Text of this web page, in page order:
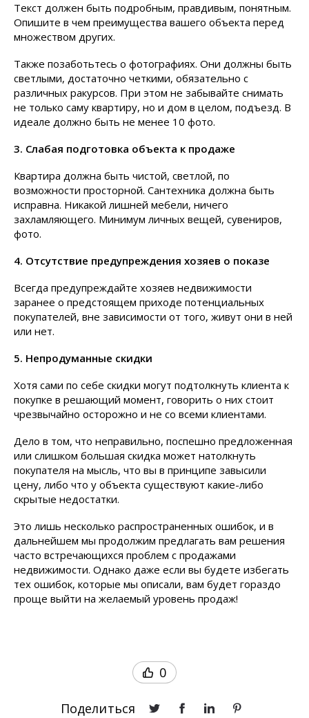
Текст должен быть подробным, правдивым, понятным.
Опишите в чем преимущества вашего объекта перед
множеством других.
Также позаботьтесь о фотографиях. Они должны быть
светлыми, достаточно четкими, обязательно с
различных ракурсов. При этом не забывайте снимать
не только саму квартиру, но и дом в целом, подъезд. В
идеале должно быть не менее 10 фото.
3. Слабая подготовка объекта к продаже
Квартира должна быть чистой, светлой, по
возможности просторной. Сантехника должна быть
исправна. Никакой лишней мебели, ничего
захламляющего. Минимум личных вещей, сувениров,
фото.
4. Отсутствие предупреждения хозяев о показе
Всегда предупреждайте хозяев недвижимости
заранее о предстоящем приходе потенциальных
покупателей, вне зависимости от того, живут они в ней
или нет.
5. Непродуманные скидки
Хотя сами по себе скидки могут подтолкнуть клиента к
покупке в решающий момент, говорить о них стоит
чрезвычайно осторожно и не со всеми клиентами.
Дело в том, что неправильно, поспешно предложенная
или слишком большая скидка может натолкнуть
покупателя на мысль, что вы в принципе завысили
цену, либо что у объекта существуют какие-либо
скрытые недостатки.
Это лишь несколько распространенных ошибок, и в
дальнейшем мы продолжим предлагать вам решения
часто встречающихся проблем с продажами
недвижимости. Однако даже если вы будете избегать
тех ошибок, которые мы описали, вам будет гораздо
проще выйти на желаемый уровень продаж!
0
Поделиться